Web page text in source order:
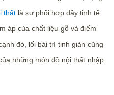
thấtlà sự phối hợp đầy tinh tế
áp của chất liệu gỗ và điểm
đó, lối bài trí tinh giản cũng
những món đồ nội thất nhập